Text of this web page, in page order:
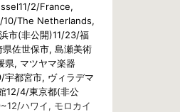
2/France,
10/The Netherlands,
市(非公開)11/23/福
佐世保市, 島瀬美術
県, マツヤマ楽器
都宮市, ヴィラデマ
12/4/東京都(非公
ハワイ, モロカイ